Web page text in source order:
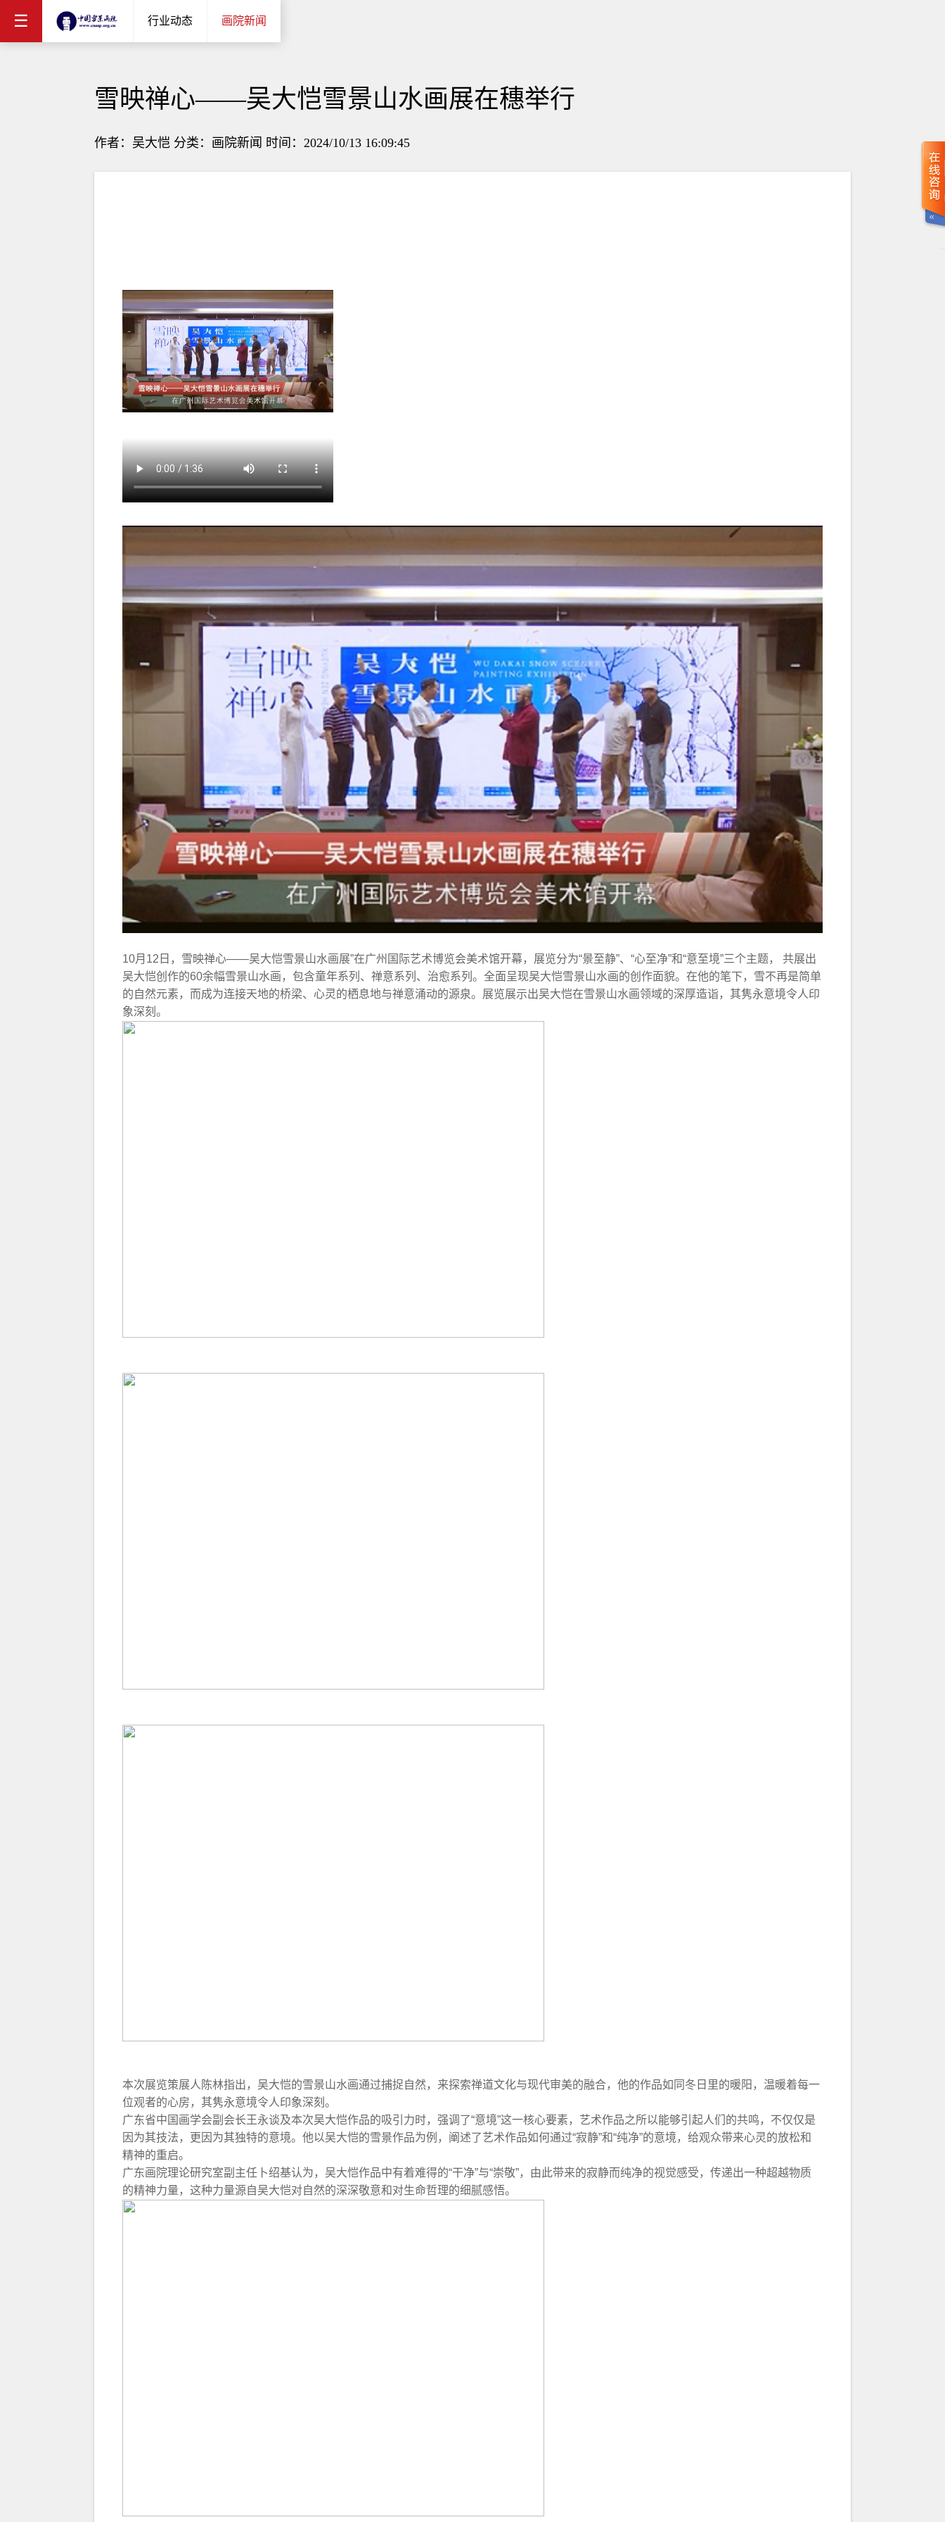
☰ 行业动态 画院新闻
雪映禅心——吴大恺雪景山水画展在穗举行
作者：吴大恺 分类：画院新闻 时间：2024/10/13 16:09:45
10月12日，雪映禅心——吴大恺雪景山水画展”在广州国际艺术博览会美术馆开幕，展览分为“景至静”、“心至净”和“意至境”三个主题， 共展出
吴大恺创作的60余幅雪景山水画，包含童年系列、禅意系列、治愈系列。全面呈现吴大恺雪景山水画的创作面貌。在他的笔下，雪不再是简单
的自然元素，而成为连接天地的桥梁、心灵的栖息地与禅意涌动的源泉。展览展示出吴大恺在雪景山水画领域的深厚造诣，其隽永意境令人印
象深刻。
本次展览策展人陈林指出，吴大恺的雪景山水画通过捕捉自然，来探索禅道文化与现代审美的融合，他的作品如同冬日里的暖阳，温暖着每一
位观者的心房，其隽永意境令人印象深刻。
广东省中国画学会副会长王永谈及本次吴大恺作品的吸引力时，强调了“意境”这一核心要素，艺术作品之所以能够引起人们的共鸣，不仅仅是
因为其技法，更因为其独特的意境。他以吴大恺的雪景作品为例，阐述了艺术作品如何通过“寂静”和“纯净”的意境，给观众带来心灵的放松和
精神的重启。
广东画院理论研究室副主任卜绍基认为，吴大恺作品中有着难得的“干净”与“崇敬”，由此带来的寂静而纯净的视觉感受，传递出一种超越物质
的精神力量，这种力量源自吴大恺对自然的深深敬意和对生命哲理的细腻感悟。